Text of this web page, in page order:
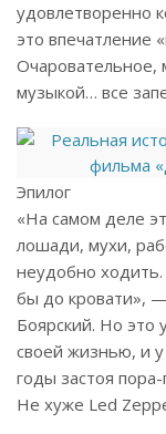
удовлетворенно
это впечатление
Очаровательное,
музыкой… все
Эпилог
«На самом деле
лошади, мухи,
не­удобно
бы до кровати»,
Боярский. Но это
своей жизнью, и у
годы застоя
Не хуже Led